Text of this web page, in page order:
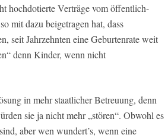
hochdotierte Verträge vom öffentlich-
mit dazu beigetragen hat, dass
seit Jahrzehnten eine Geburtenrate weit
denn Kinder, wenn nicht
in mehr staatlicher Betreuung, denn
sie ja nicht mehr „stören“. Obwohl es
aber wen wundert’s, wenn eine